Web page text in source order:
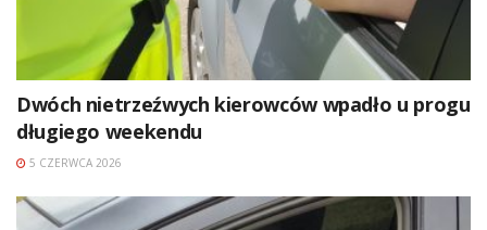
Dwóch nietrzeźwych kierowców wpadło u progu
długiego weekendu
5 CZERWCA 2026